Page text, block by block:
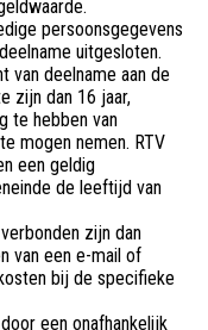
persoonsgegevens
uitgesloten.
van deelname aan de
zijn dan 16 jaar,
te hebben van
mogen nemen. RTV
een geldig
de leeftijd van
zijn dan
van een e-mail of
bij de specifieke
een onafhankelijk